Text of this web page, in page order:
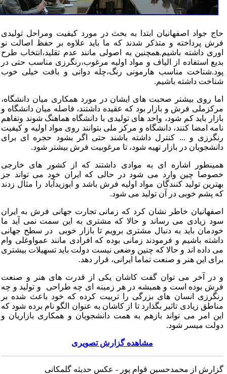
جواد اصفهانیان ابتدا به بحث در مورد کیفیت ومراحل تولیدی
پرداخته و متذکر شدند که ما باید علاوه بر حفظ اصالت نو
داشته باشیم.همچنین به اصولی مانند عدم تقلید،انتخاب طرح
استفاده از الیاف و مواد اولیه مرغوب،رنگرزی مناسب حتی در
مناسب هارمونی رنگ،چله دوانی و بافت خیلی خوب
داشته باشیم.
روی بیشتر صحبت های ایشان در مورد همکاری میان دانشگاه،
فرش و بازار بود که عقیده داشتند، فاصله میان دانشگاه و
باید کم شود، واحد های تولیدی با دانشگاه هماهنگ شوند وتفاهم
امضا کنند، دانشگاه و مرکز ملی بتوانند روی مواد اولیه و کیفیت
و ... کنترل داشته باشند حتی اگر بشود حجره ای برای
در بازار تهیه شود، تا مرغوبیت فرش بیشتر شود.
اشاره ای به موادی داشتند که از کشور های خارجی
چین وارد می شود در حالی که ایران خود می تواند جز
تولید کنندگان مواد اولیه فرش باشد و ابوزیدآباد را مثال زدند
پشم خوبی در آن تولید می شود.
خاطر نشان کرد که زمانی تجارت جهانی فرش به ایران
زیادی می رساند و حالا که مشتری به این سمت نمی آید ما
باید به دنبال مشتری برویم تا بازار خوبی در سطح جهانی
باشیم و فرمودند زمانی بوده که افرادی مانند عمواوغلی وام
داده اند و حالا که چنین وضعی نیست دولت باید تسهیلات بیشتری
این هنر و صنعت تماما ایرانی، قرار دهد.
در آخر می توان گفت کاشان یکی از قدرت های هنر و صنعت
بوده است و همیشه در هر زمینه ای چه طراحی و تولید و چه
انسان های بزرگی را تربیت کرده که خود باعث شده بر
زیادی تاثیر بگذارد تا از کاشان به عنوان الگو نام برده شود که
امر می تواند بازهم به همت دانشجویان و همکاری بازاریان و
میسر شود.
مشاهده گزارش تصویری
از محمدحسین قوام پور - عکس حدیثه گلمکانی